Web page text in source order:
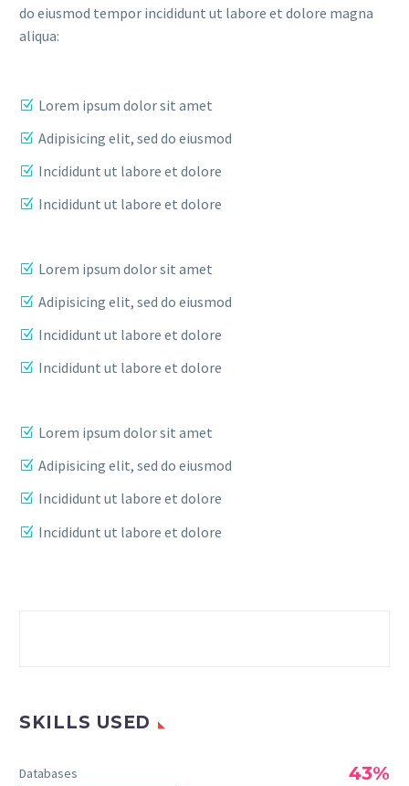
do eiusmod tempor incididunt ut labore et dolore magna
aliqua:
Lorem ipsum dolor sit amet
Adipisicing elit, sed do eiusmod
Incididunt ut labore et dolore
Incididunt ut labore et dolore
Lorem ipsum dolor sit amet
Adipisicing elit, sed do eiusmod
Incididunt ut labore et dolore
Incididunt ut labore et dolore
Lorem ipsum dolor sit amet
Adipisicing elit, sed do eiusmod
Incididunt ut labore et dolore
Incididunt ut labore et dolore
SKILLS USED
Databases 43%